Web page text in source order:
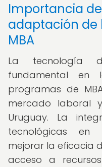
Importancia
adaptación de
MBA
La tecnología
fundamental
programas de
mercado laboral
Uruguay. La
tecnológicas en
mejorar la eficacia
acceso a